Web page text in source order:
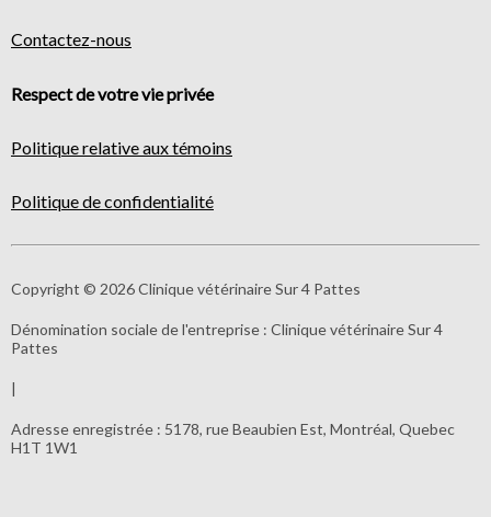
Contactez-nous
Respect de votre vie privée
Politique relative aux témoins
Politique de confidentialité
Copyright © 2026 Clinique vétérinaire Sur 4 Pattes
Dénomination sociale de l'entreprise : Clinique vétérinaire Sur 4
Pattes
|
Adresse enregistrée : 5178, rue Beaubien Est, Montréal, Quebec
H1T 1W1